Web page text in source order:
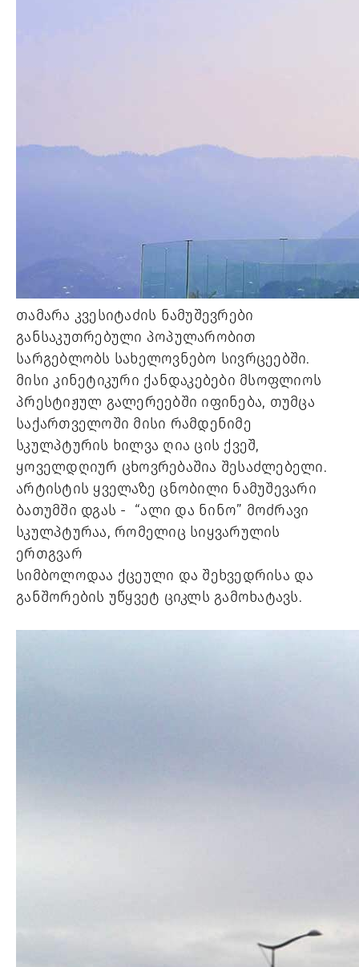
თამარა კვესიტაძის ნამუშევრები
განსაკუთრებული პოპულარობით
სარგებლობს სახელოვნებო სივრცეებში.
მისი კინეტიკური ქანდაკებები მსოფლიოს
პრესტიჟულ გალერეებში იფინება, თუმცა
საქართველოში მისი რამდენიმე
სკულპტურის ხილვა ღია ცის ქვეშ,
ყოველდღიურ ცხოვრებაშია შესაძლებელი.
არტისტის ყველაზე ცნობილი ნამუშევარი
ბათუმში დგას -  “ალი და ნინო” მოძრავი
სკულპტურაა, რომელიც სიყვარულის
ერთგვარ
სიმბოლოდაა ქცეული და შეხვედრისა და
განშორების უწყვეტ ციკლს გამოხატავს.